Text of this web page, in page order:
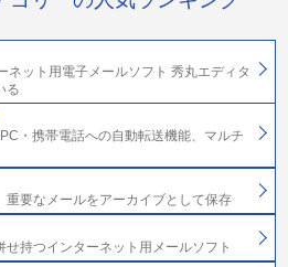
ネット用電子メールソフト 秀丸エディタ
る
・携帯電話への自動転送機能、マルチ
重要なメールをアーカイブとして保存
持つインターネット用メールソフト